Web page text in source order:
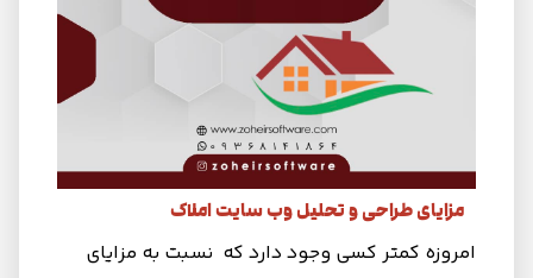
مزایای طراحی و تحلیل وب سایت املاک
امروزه کمتر کسی وجود دارد که نسبت به مزایای